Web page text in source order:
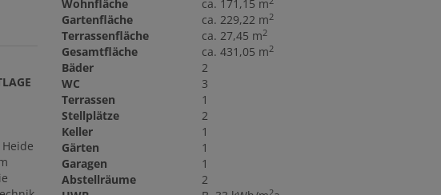
Wohnfläche ca. 171,15 m
Gartenfläche ca. 229,22 m2
Terrassenfläche ca. 27,45 m2
Gesamtfläche ca. 431,05 m2
Bäder
2
WC
3
Terrassen
1
Stellplätze
2
Keller
1
Gärten
1
Garagen
1
Abstellräume
2
2